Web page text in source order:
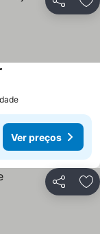
Partilhar
Ver preços
Partilhar